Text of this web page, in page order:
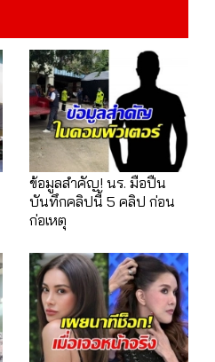
ข้อมูลสำคัญ! นร. มือปืน
บันทึกคลิปนี้ 5 คลิป ก่อน
ก่อเหตุ